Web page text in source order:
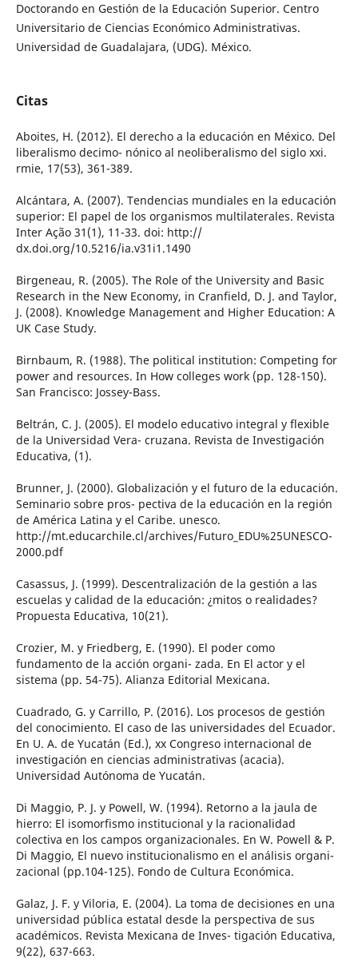
Doctorando en Gestión de la Educación Superior. Centro
Universitario de Ciencias Económico Administrativas.
Universidad de Guadalajara, (UDG). México.
Citas
Aboites, H. (2012). El derecho a la educación en México. Del
liberalismo decimo- nónico al neoliberalismo del siglo xxi.
rmie, 17(53), 361-389.
Alcántara, A. (2007). Tendencias mundiales en la educación
superior: El papel de los organismos multilaterales. Revista
Inter Ação 31(1), 11-33. doi: http://
dx.doi.org/10.5216/ia.v31i1.1490
Birgeneau, R. (2005). The Role of the University and Basic
Research in the New Economy, in Cranfield, D. J. and Taylor,
J. (2008). Knowledge Management and Higher Education: A
UK Case Study.
Birnbaum, R. (1988). The political institution: Competing for
power and resources. In How colleges work (pp. 128-150).
San Francisco: Jossey-Bass.
Beltrán, C. J. (2005). El modelo educativo integral y flexible
de la Universidad Vera- cruzana. Revista de Investigación
Educativa, (1).
Brunner, J. (2000). Globalización y el futuro de la educación.
Seminario sobre pros- pectiva de la educación en la región
de América Latina y el Caribe. unesco.
http://mt.educarchile.cl/archives/Futuro_EDU%25UNESCO-
2000.pdf
Casassus, J. (1999). Descentralización de la gestión a las
escuelas y calidad de la educación: ¿mitos o realidades?
Propuesta Educativa, 10(21).
Crozier, M. y Friedberg, E. (1990). El poder como
fundamento de la acción organi- zada. En El actor y el
sistema (pp. 54-75). Alianza Editorial Mexicana.
Cuadrado, G. y Carrillo, P. (2016). Los procesos de gestión
del conocimiento. El caso de las universidades del Ecuador.
En U. A. de Yucatán (Ed.), xx Congreso internacional de
investigación en ciencias administrativas (acacia).
Universidad Autónoma de Yucatán.
Di Maggio, P. J. y Powell, W. (1994). Retorno a la jaula de
hierro: El isomorfismo institucional y la racionalidad
colectiva en los campos organizacionales. En W. Powell & P.
Di Maggio, El nuevo institucionalismo en el análisis organi-
zacional (pp.104-125). Fondo de Cultura Económica.
Galaz, J. F. y Viloria, E. (2004). La toma de decisiones en una
universidad pública estatal desde la perspectiva de sus
académicos. Revista Mexicana de Inves- tigación Educativa,
9(22), 637-663.